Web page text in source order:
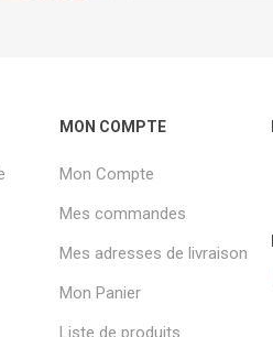
MON COMPTE
Mon Compte
Mes commandes
Mes adresses de livraison
Mon Panier
Liste de produits